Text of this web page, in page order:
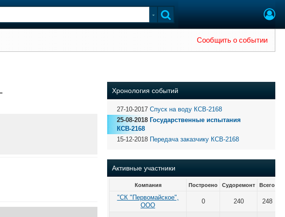
Сообщить о событии
Хронология событий
27-10-2017 Спуск на воду КСВ-2168
25-08-2018 Государственные испытания
КСВ-2168
15-12-2018 Передача заказчику КСВ-2168
Активные участники
Компания Построено Судоремонт Всего
"СК "Первомайское",
ООО
0 240 248